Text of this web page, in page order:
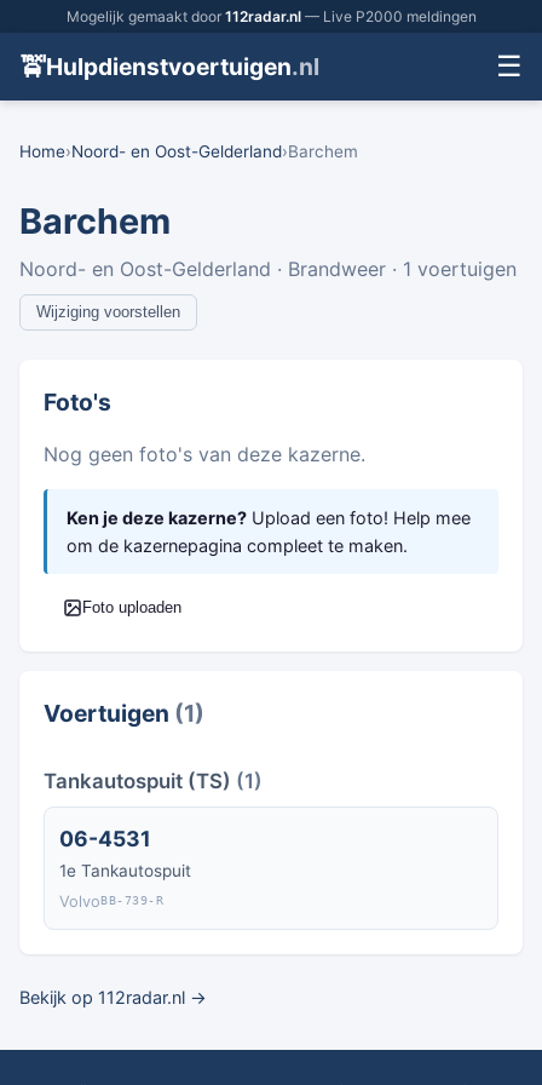
Mogelijk gemaakt door 112radar.nl— Live P2000 meldingen
🚖Hulpdienstvoertuigen.nl ☰
Home›Noord- en Oost-Gelderland›Barchem
Barchem
Noord- en Oost-Gelderland · Brandweer · 1 voertuigen
Wijziging voorstellen
Foto's
Nog geen foto's van deze kazerne.
Ken je deze kazerne? Upload een foto! Help mee
om de kazernepagina compleet te maken.
Foto uploaden
Voertuigen (1)
Tankautospuit (TS) (1)
06-4531
1e Tankautospuit
VolvoBB-739-R
Bekijk op 112radar.nl →